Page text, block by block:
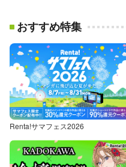
おすすめ特集
Renta!サマフェス2026